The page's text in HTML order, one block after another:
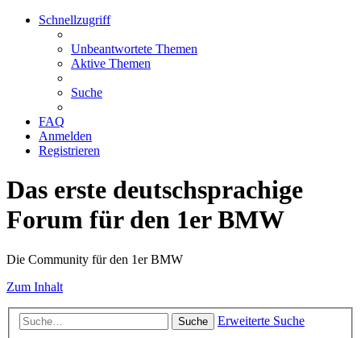
Schnellzugriff
Unbeantwortete Themen
Aktive Themen
Suche
FAQ
Anmelden
Registrieren
Das erste deutschsprachige
Forum für den 1er BMW
Die Community für den 1er BMW
Zum Inhalt
Suche Erweiterte Suche